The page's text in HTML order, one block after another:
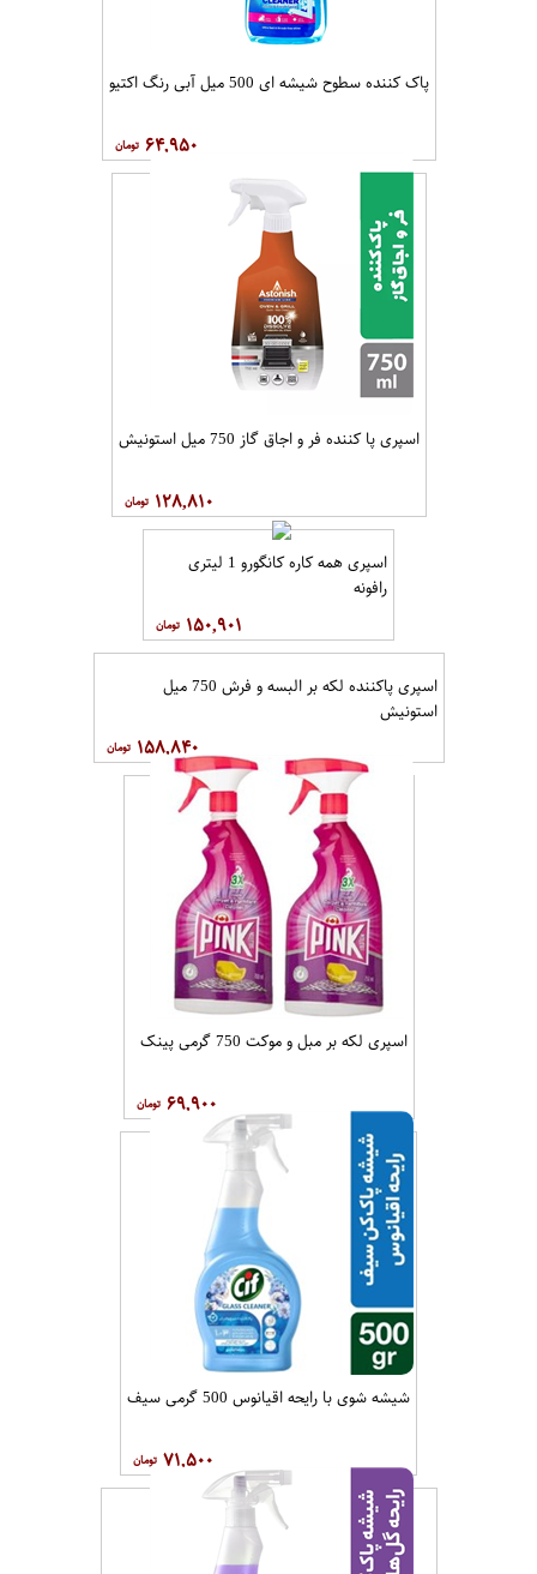
پاک کننده سطوح شیشه ای 500 میل آبی رنگ اکتیو
۶۴,۹۵۰
اسپری پا کننده فر و اجاق گاز 750 میل استونیش
۱۲۸,۸۱۰
اسپری همه کاره کانگورو 1 لیتری
رافونه
۱۵۰,۹۰۱
اسپری پاکننده لکه بر البسه و فرش 750 میل
استونیش
۱۵۸,۸۴۰
اسپری لکه بر مبل و موکت 750 گرمی پینک
۶۹,۹۰۰
شیشه شوی با رایحه اقیانوس 500 گرمی سیف
۷۱,۵۰۰